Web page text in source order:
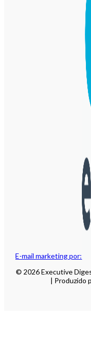
E-mail marketing por:
© 2026 Executive
| Produzido